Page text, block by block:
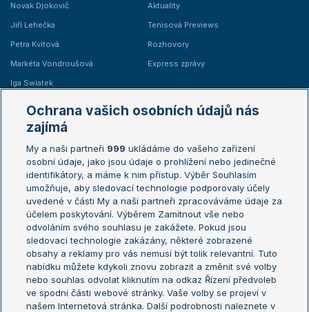
Novak Djokovič
Jiří Lehečka
Petra Kvitová
Markéta Vondroušová
Iga Swiatek
Aktuality
Tenisová Previews
Rozhovory
Express zprávy
Žebříčky
Žebříček ATP (muži)
Žebříček WTA (ženy)
Sázkařský žebříček
Australian Open
French Open
Wimbledon
US Open
Turnaj mistrů
Turnaj mistryň
Aktualní trendy
Fotbalové přestupy
Ochrana vašich osobních údajů nás
zajímá
My a naši partneři 999 ukládáme do vašeho zařízení
osobní údaje, jako jsou údaje o prohlížení nebo jedinečné
identifikátory, a máme k nim přístup. Výběr Souhlasím
umožňuje, aby sledovací technologie podporovaly účely
uvedené v části My a naši partneři zpracováváme údaje za
účelem poskytování. Výběrem Zamítnout vše nebo
odvoláním svého souhlasu je zakážete. Pokud jsou
sledovací technologie zakázány, některé zobrazené
obsahy a reklamy pro vás nemusí být tolik relevantní. Tuto
nabídku můžete kdykoli znovu zobrazit a změnit své volby
nebo souhlas odvolat kliknutím na odkaz Řízení předvoleb
ve spodní části webové stránky. Vaše volby se projeví v
našem Internetová stránka. Další podrobnosti naleznete v